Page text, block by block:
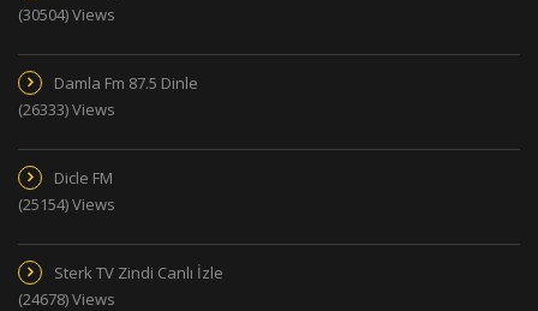
(30504) Views
Damla Fm 87.5 Dinle
(26333) Views
Dicle FM
(25154) Views
Sterk TV Zindi Canlı İzle
(24678) Views